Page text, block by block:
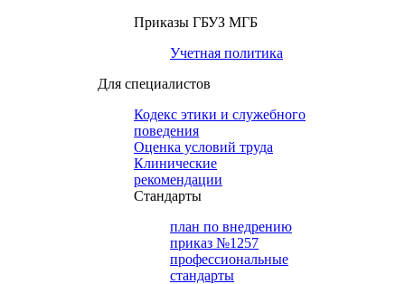
Приказы ГБУЗ МГБ
Учетная политика
Для специалистов
Кодекс этики и служебного
поведения
Оценка условий труда
Клинические
рекомендации
Cтандарты
план по внедрению
приказ №1257
профессиональные
стандарты